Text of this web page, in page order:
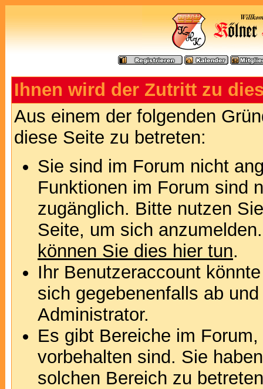
Ihnen wird der Zutritt zu
Aus einem der folgenden
diese Seite zu betreten:
Sie sind im Forum nicht
Funktionen im Forum sind
zugänglich. Bitte nutzen
Seite, um sich
können Sie dies hier tun.
Ihr Benutzeraccount
sich gegebenenfalls ab
Administrator.
Es gibt Bereiche im
vorbehalten sind. Sie
solchen Bereich zu